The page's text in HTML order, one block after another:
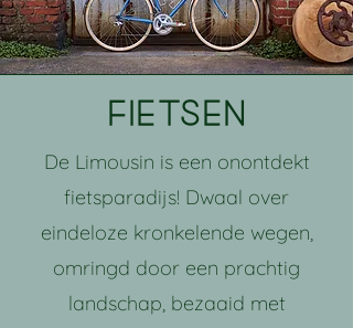
fietsen
De Limousin is een onontdekt
fietsparadijs! Dwaal over
eindeloze kronkelende wegen,
omringd door een prachtig
landschap, bezaaid met